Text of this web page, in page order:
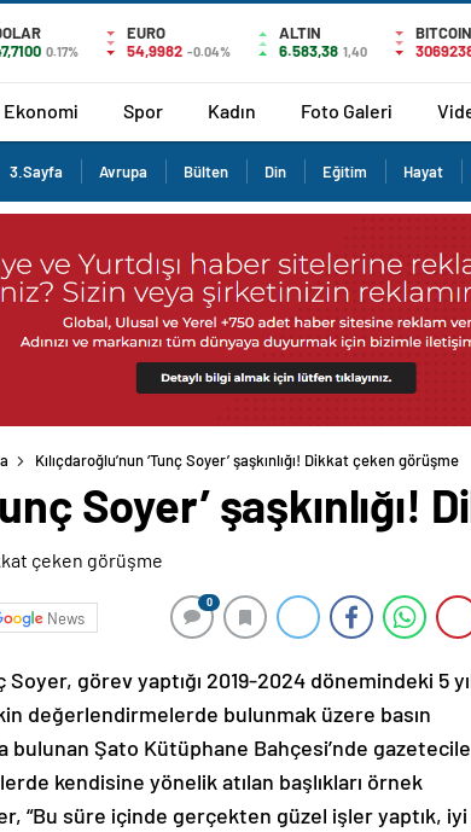
0.17%
EURO
54,9982 -0.04%
ALTIN
6.583,38 1,40
BITCOIN
Ekonomi Spor Kadın Foto Galeri
3.Sayfa Avrupa Bülten Din Eğitim Hayat
Kılıçdaroğlu’nun ‘Tunç Soyer’ şaşkınlığı! Dikkat çeken görüşme
Soyer’
News
0
görev yaptığı 2019-2024 dönemindeki 5
değerlendirmelerde bulunmak üzere basın
bulunan Şato Kütüphane Bahçesi’nde
kendisine yönelik atılan başlıkları örnek
“Bu süre içinde gerçekten güzel işler yaptık,